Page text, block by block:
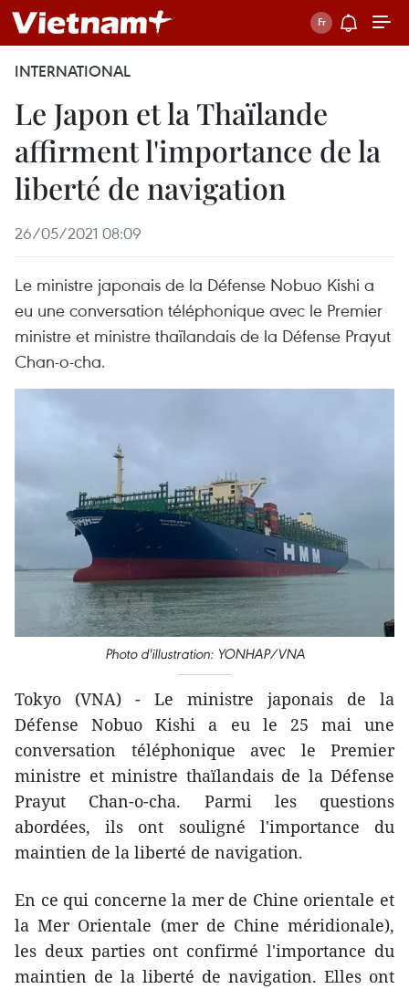
INTERNATIONAL
Le Japon et la Thaïlande
affirment l'importance de la
liberté de navigation
26/05/2021 08:09
Le ministre japonais de la Défense Nobuo Kishi a
eu une conversation téléphonique avec le Premier
ministre et ministre thaïlandais de la Défense Prayut
Chan-o-cha.
Photo d'illustration: YONHAP/VNA
Tokyo (VNA) - Le ministre japonais de la
Défense Nobuo Kishi a eu le 25 mai une
conversation téléphonique avec le Premier
ministre et ministre thaïlandais de la Défense
Prayut Chan-o-cha. Parmi les questions
abordées, ils ont souligné l'importance du
maintien de la liberté de navigation.
En ce qui concerne la mer de Chine orientale et
la Mer Orientale (mer de Chine méridionale),
les deux parties ont confirmé l'importance du
maintien de la liberté de navigation. Elles ont